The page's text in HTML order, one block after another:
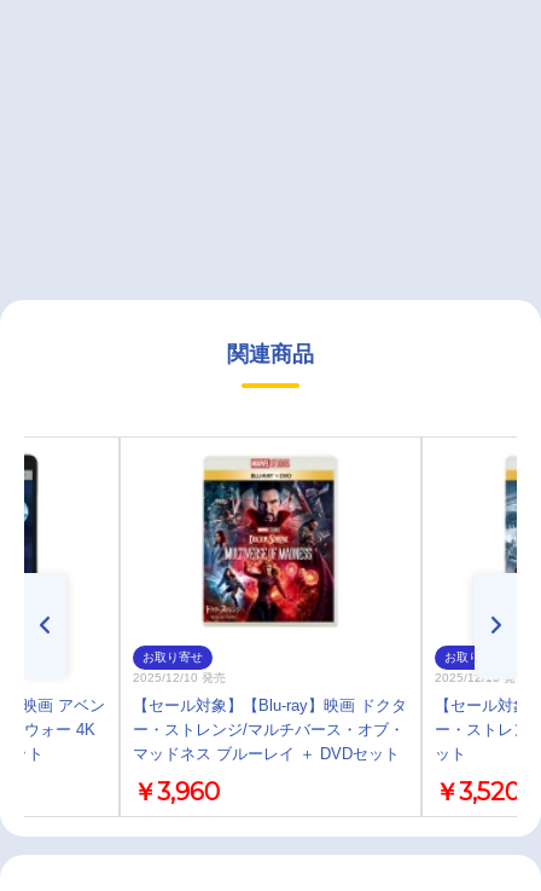
関連商品
】映画 アベン
・ウォー 4K
ット
お取り寄せ
2025/12/10 発売
【セール対象】【Blu-ray】映画 ドクタ
ー・ストレンジ/マルチバース・オブ・
マッドネス ブルーレイ ＋ DVDセット
￥3,960
お取り寄せ
2025/12/10 発売
【セール対象
ー・ストレン
ット
￥3,520